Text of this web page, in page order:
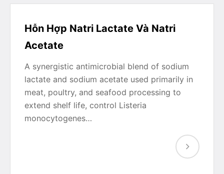
Hỗn Hợp Natri Lactate Và Natri
Acetate
A synergistic antimicrobial blend of sodium
lactate and sodium acetate used primarily in
meat, poultry, and seafood processing to
extend shelf life, control Listeria
monocytogenes…